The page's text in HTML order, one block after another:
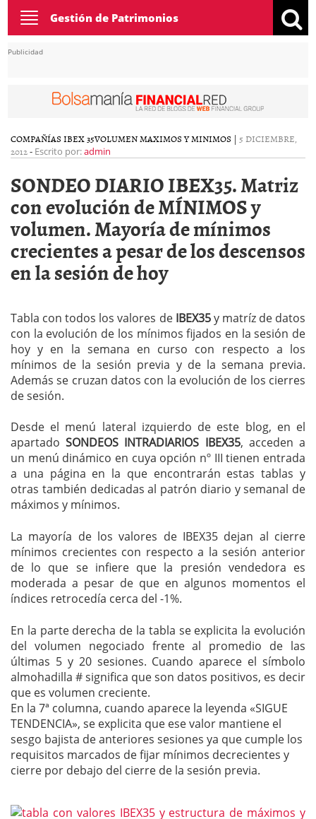
Toggle
navigation
Gestión de Patrimonios
Publicidad
COMPAÑÍAS IBEX 35VOLUMEN MAXIMOS Y MINIMOS | 5 DICIEMBRE,
2012- Escrito por:admin
SONDEO DIARIO IBEX35. Matriz
con evolución de MÍNIMOS y
volumen. Mayoría de mínimos
crecientes a pesar de los descensos
en la sesión de hoy
Tabla con todos los valores de IBEX35y matríz de datos
con la evolución de los mínimos fijados en la sesión de
hoy y en la semana en curso con respecto a los
mínimos de la sesión previa y de la semana previa.
Además se cruzan datos con la evolución de los cierres
de sesión.
Desde el menú lateral izquierdo de este blog, en el
apartadoSONDEOS INTRADIARIOS IBEX35, acceden a
un menú dinámico en cuya opción nº III tienen entrada
a una página en la que encontrarán estas tablas y
otras también dedicadas al patrón diario y semanal de
máximos y mínimos.
La mayoría de los valores de IBEX35 dejan al cierre
mínimos crecientes con respecto a la sesión anterior
de lo que se infiere que la presión vendedora es
moderada a pesar de que en algunos momentos el
índices retrocedía cerca del -1%.
En la parte derecha de la tabla se explicita la evolución
del volumen negociado frente al promedio de las
últimas 5 y 20 sesiones. Cuando aparece el símbolo
almohadilla # significa que son datos positivos, es decir
que es volumen creciente.
En la 7ª columna, cuando aparece la leyenda «SIGUE
TENDENCIA», se explicita que ese valor mantiene el
sesgo bajista de anteriores sesiones ya que cumple los
requisitos marcados de fijar mínimos decrecientes y
cierre por debajo del cierre de la sesión previa.